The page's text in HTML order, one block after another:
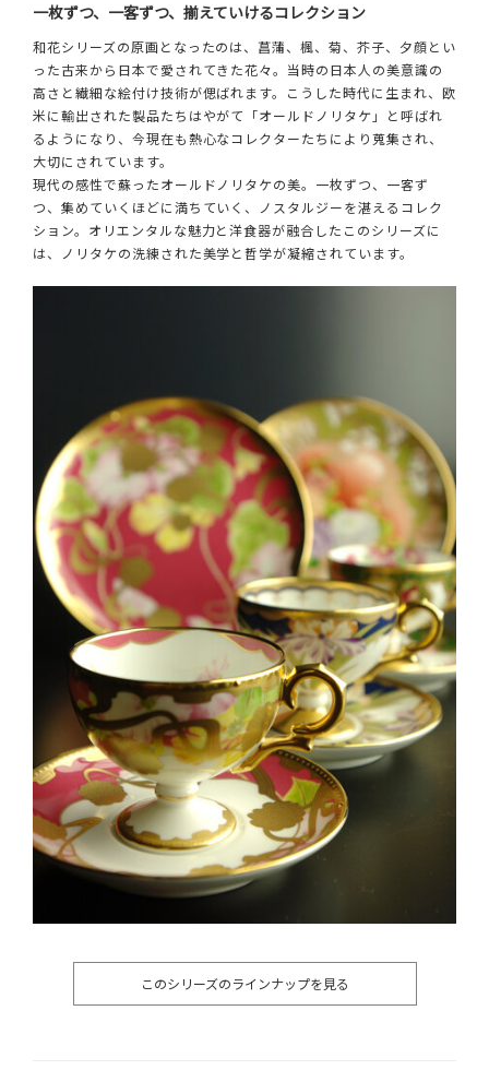
一枚ずつ、一客ずつ、揃えていけるコレクション
和花シリーズの原画となったのは、菖蒲、楓、菊、芥子、夕顔とい
った古来から日本で愛されてきた花々。当時の日本人の美意識の
高さと繊細な絵付け技術が偲ばれます。こうした時代に生まれ、欧
米に輸出された製品たちはやがて「オールドノリタケ」と呼ばれ
るようになり、今現在も熱心なコレクターたちにより蒐集され、
大切にされています。
現代の感性で蘇ったオールドノリタケの美。一枚ずつ、一客ず
つ、集めていくほどに満ちていく、ノスタルジーを湛えるコレク
ション。オリエンタルな魅力と洋食器が融合したこのシリーズに
は、ノリタケの洗練された美学と哲学が凝縮されています。
このシリーズのラインナップを見る